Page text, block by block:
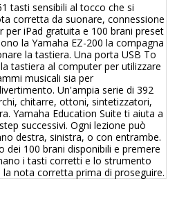
tasti sensibili al tocco che si
corretta da suonare, connessione
per iPad gratuita e 100 brani preset
la Yamaha EZ-200 la compagna
la tastiera. Una porta USB To
tastiera al computer per utilizzare
musicali sia per
Un'ampia serie di 392
chitarre, ottoni, sintetizzatori,
Yamaha Education Suite ti aiuta a
successivi. Ogni lezione può
destra, sinistra, o con entrambe.
dei 100 brani disponibili e premere
i tasti corretti e lo strumento
nota corretta prima di proseguire.